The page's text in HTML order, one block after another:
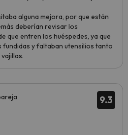
alguna mejora, por que están
deberían revisar los
que entren los huéspedes, ya que
fundidas y faltaban utensilios tanto
9.3